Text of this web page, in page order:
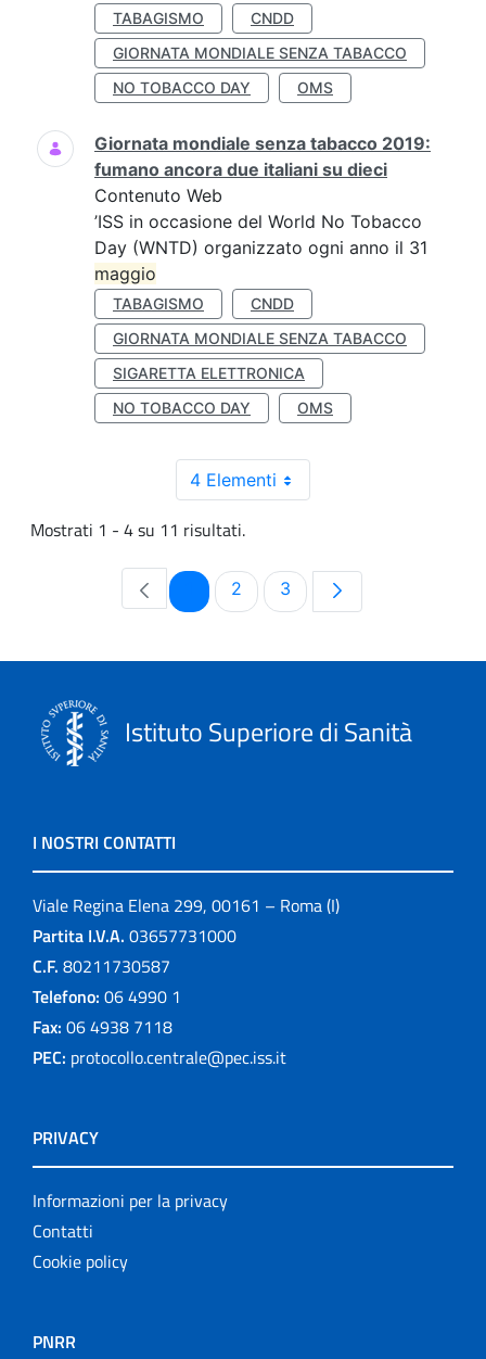
TABAGISMO
CNDD
GIORNATA MONDIALE SENZA TABACCO
NO TOBACCO DAY
OMS
Giornata mondiale senza tabacco 2019:
fumano ancora due italiani su dieci
Contenuto Web
’ISS in occasione del World No Tobacco
Day (WNTD) organizzato ogni anno il 31
maggio
TABAGISMO
CNDD
GIORNATA MONDIALE SENZA TABACCO
SIGARETTA ELETTRONICA
NO TOBACCO DAY
OMS
4 Elementi
Mostrati 1 - 4 su 11 risultati.
PaginaPagina
2 Pagina
3
Istituto Superiore di Sanità
I NOSTRI CONTATTI
Viale Regina Elena 299, 00161 – Roma (I)
Partita I.V.A. 03657731000
C.F. 80211730587
Telefono: 06 4990 1
Fax: 06 4938 7118
PEC: protocollo.centrale@pec.iss.it
PRIVACY
Informazioni per la privacy
Contatti
Cookie policy
PNRR